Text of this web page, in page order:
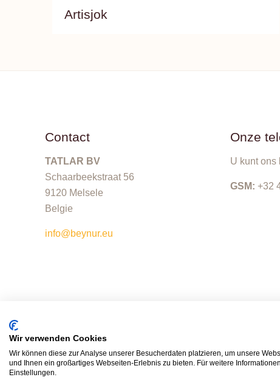
Artisjok
Contact
TATLAR BV
Schaarbeekstraat 56
9120 Melsele
Belgie
info@beynur.eu
Onze
U kunt ons
GSM: +32
Wir verwenden Cookies
Wir können diese zur Analyse unserer Besucherdaten platzieren, um unsere
und Ihnen ein großartiges Webseiten-Erlebnis zu bieten. Für weitere
Einstellungen.